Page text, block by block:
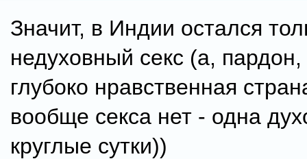
Значит, в Индии остался
недуховный секс (а, пардон,
глубоко нравственная
вообще секса нет - одна
круглые сутки))